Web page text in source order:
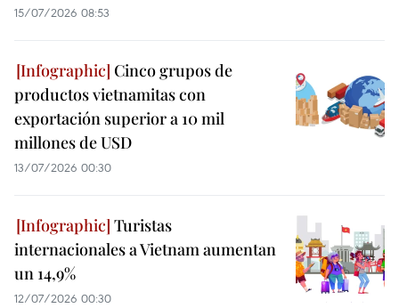
15/07/2026 08:53
Cinco grupos de
productos vietnamitas con
exportación superior a 10 mil
millones de USD
13/07/2026 00:30
Turistas
internacionales a Vietnam aumentan
un 14,9%
12/07/2026 00:30